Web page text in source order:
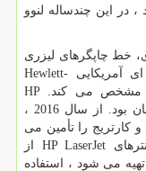
، در این چندساله لنوو
خط چاپگرهای لیزری
آمریکایی Hewlett-
مشخص می کند. HP
اولین چاپگر لیزری رو میزی در جهان بود. از سال 2016 ،
و کارتریج را تأمین می
HP LaserJet از
می شود ، استفاده